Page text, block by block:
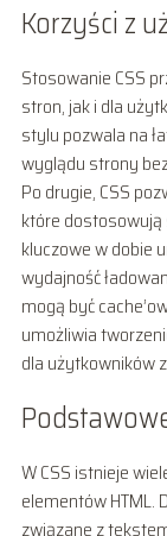
Korzyści z
Stosowanie CSS
stron, jak i dla
stylu pozwala na
wyglądu strony
Po drugie, CSS
które dostosowują
kluczowe w dobie
wydajność
mogą być
umożliwia
dla użytkowników
W CSS istnieje
elementów HTML.
związane z